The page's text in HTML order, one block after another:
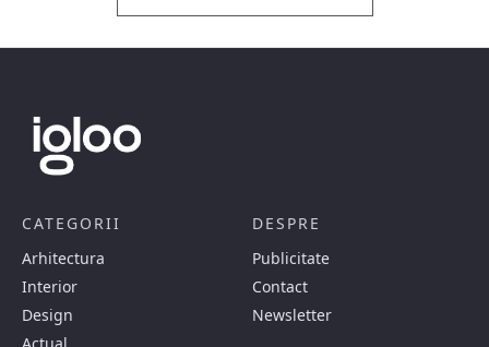
CATEGORII
Arhitectura
Interior
Design
DESPRE
Publicitate
Contact
Newsletter